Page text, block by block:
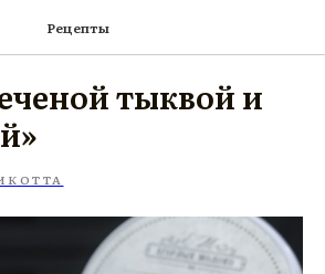
Рецепты
тыквой и